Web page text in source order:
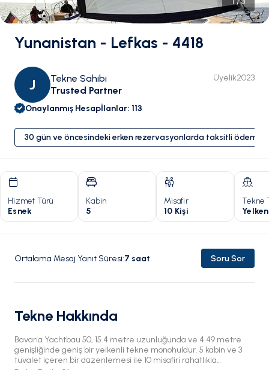
Yunanistan - Lefkas - 4418
J
Tekne Sahibi
Trusted Partner
Üyelik2023
Onaylanmış Hesapİlanlar: 113
30 gün ve öncesindeki erken rezervasyonlarda taksitli ödeme
Hizmet Türü
Esnek
Kabin
5
Misafir
10 Kişi
Tekne
Ortalama Mesaj Yanıt Süresi:7 saat Soru Sor
Tekne Hakkında
Bavaria Yachtbau 50, 15.4 metre uzunluğunda ve 4.49 metre
genişliğinde geniş bir yelkenli tekne monohuldur. 5 kabin ve 3
tuvalet içeren bir düzenlemesi ile 10 misafiri rahatlıkla